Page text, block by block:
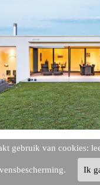
gebruik van cookies:
Ik